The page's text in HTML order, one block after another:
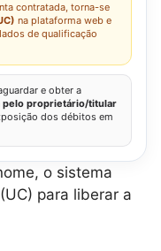
contratada, torna-se
na plataforma web e
de qualificação
e obter a
pelo proprietário/titular
dos débitos em
o sistema
para liberar a